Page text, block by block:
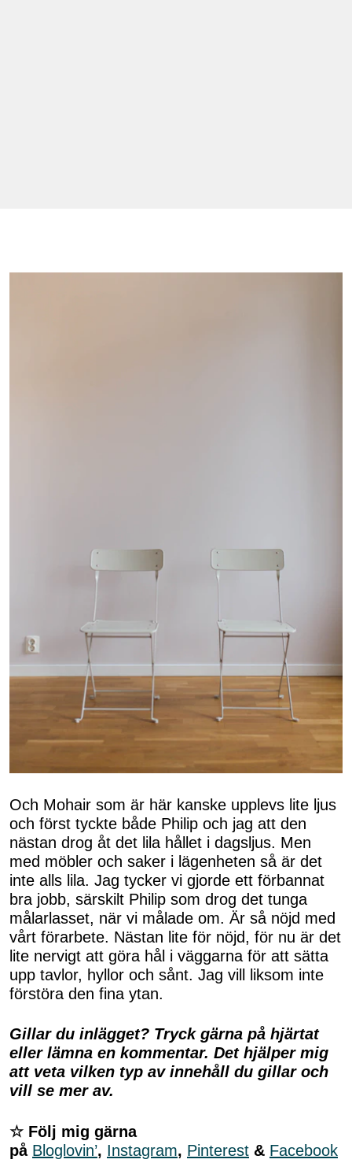
Och Mohair som är här kanske upplevs lite ljus
och först tyckte både Philip och jag att den
nästan drog åt det lila hållet i dagsljus. Men
med möbler och saker i lägenheten så är det
inte alls lila. Jag tycker vi gjorde ett förbannat
bra jobb, särskilt Philip som drog det tunga
målarlasset, när vi målade om. Är så nöjd med
vårt förarbete. Nästan lite för nöjd, för nu är det
lite nervigt att göra hål i väggarna för att sätta
upp tavlor, hyllor och sånt. Jag vill liksom inte
förstöra den fina ytan.
Gillar du inlägget? Tryck gärna på hjärtat
eller lämna en kommentar. Det hjälper mig
att veta vilken typ av innehåll du gillar och
vill se mer av.
☆ Följ mig gärna
på Bloglovin’, Instagram, Pinterest & Facebook